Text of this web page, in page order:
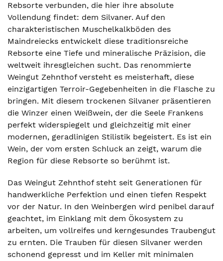
Rebsorte verbunden, die hier ihre absolute
Vollendung findet: dem Silvaner. Auf den
charakteristischen Muschelkalkböden des
Maindreiecks entwickelt diese traditionsreiche
Rebsorte eine Tiefe und mineralische Präzision, die
weltweit ihresgleichen sucht. Das renommierte
Weingut Zehnthof versteht es meisterhaft, diese
einzigartigen Terroir-Gegebenheiten in die Flasche zu
bringen. Mit diesem trockenen Silvaner präsentieren
die Winzer einen Weißwein, der die Seele Frankens
perfekt widerspiegelt und gleichzeitig mit einer
modernen, geradlinigen Stilistik begeistert. Es ist ein
Wein, der vom ersten Schluck an zeigt, warum die
Region für diese Rebsorte so berühmt ist.
Das Weingut Zehnthof steht seit Generationen für
handwerkliche Perfektion und einen tiefen Respekt
vor der Natur. In den Weinbergen wird penibel darauf
geachtet, im Einklang mit dem Ökosystem zu
arbeiten, um vollreifes und kerngesundes Traubengut
zu ernten. Die Trauben für diesen Silvaner werden
schonend gepresst und im Keller mit minimalen